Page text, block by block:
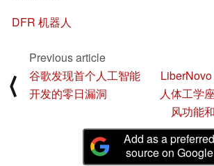
DFR 机器人
⟨
Previous article
谷歌发现首个人工智能
开发的零日漏洞
人体工学
风功能
Add as a preferred
source on Google